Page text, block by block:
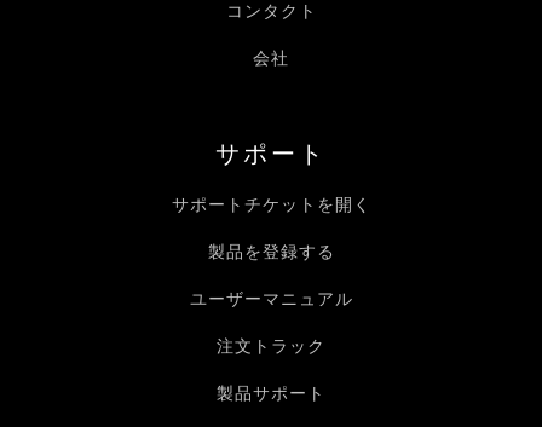
コンタクト
会社
サポート
サポートチケットを開く
製品を登録する
ユーザーマニュアル
注文トラック
製品サポート